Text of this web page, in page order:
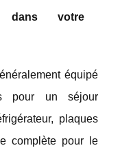
dans votre
équipé
pour un séjour
plaques
complète pour le